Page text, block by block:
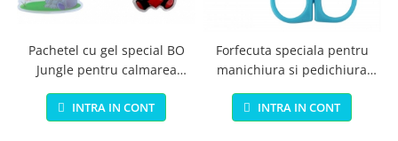
Pachetel cu gel special BO
Jungle pentru calmarea
durerilor
INTRA IN CONT
Forfecuta speciala pentru
manichiura si pedichiura
bebelusi si copii
INTRA IN CONT